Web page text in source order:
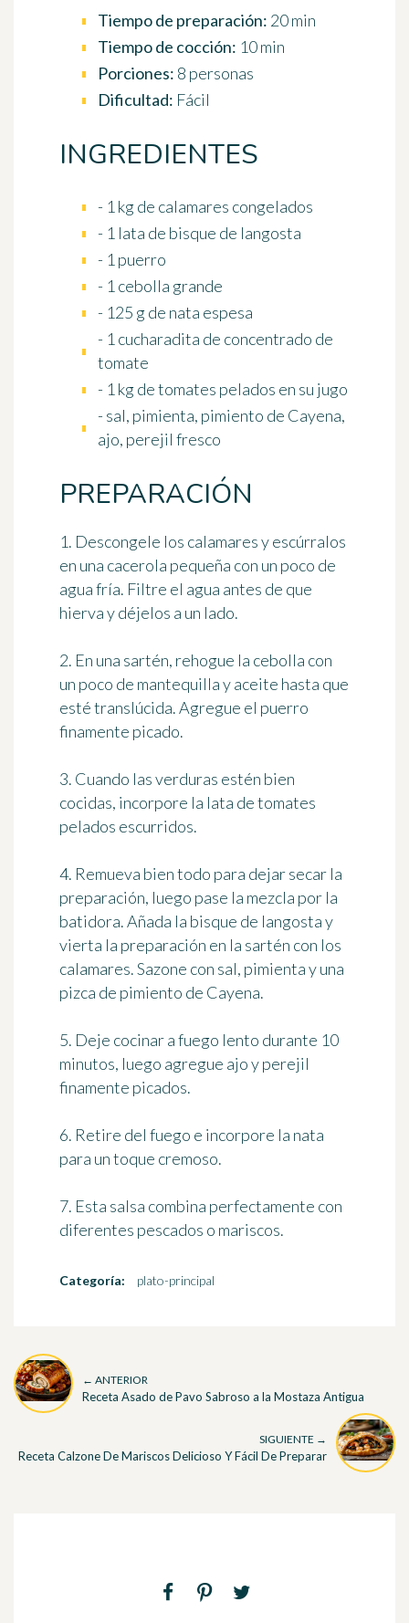
Tiempo de preparación: 20 min
Tiempo de cocción: 10 min
Porciones: 8 personas
Dificultad: Fácil
INGREDIENTES
- 1 kg de calamares congelados
- 1 lata de bisque de langosta
- 1 puerro
- 1 cebolla grande
- 125 g de nata espesa
- 1 cucharadita de concentrado de
tomate
- 1 kg de tomates pelados en su jugo
- sal, pimienta, pimiento de Cayena,
ajo, perejil fresco
PREPARACIÓN
1. Descongele los calamares y escúrralos
en una cacerola pequeña con un poco de
agua fría. Filtre el agua antes de que
hierva y déjelos a un lado.
2. En una sartén, rehogue la cebolla con
un poco de mantequilla y aceite hasta que
esté translúcida. Agregue el puerro
finamente picado.
3. Cuando las verduras estén bien
cocidas, incorpore la lata de tomates
pelados escurridos.
4. Remueva bien todo para dejar secar la
preparación, luego pase la mezcla por la
batidora. Añada la bisque de langosta y
vierta la preparación en la sartén con los
calamares. Sazone con sal, pimienta y una
pizca de pimiento de Cayena.
5. Deje cocinar a fuego lento durante 10
minutos, luego agregue ajo y perejil
finamente picados.
6. Retire del fuego e incorpore la nata
para un toque cremoso.
7. Esta salsa combina perfectamente con
diferentes pescados o mariscos.
Categoría: plato-principal
← ANTERIOR
Receta Asado de Pavo Sabroso a la Mostaza Antigua
SIGUIENTE →
Receta Calzone De Mariscos Delicioso Y Fácil De Preparar